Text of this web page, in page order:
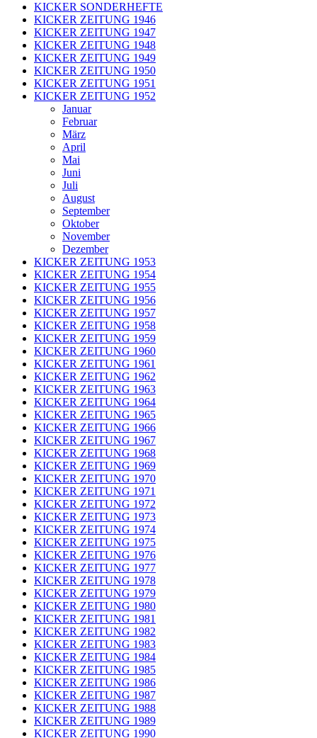
KICKER SONDERHEFTE
KICKER ZEITUNG 1946
KICKER ZEITUNG 1947
KICKER ZEITUNG 1948
KICKER ZEITUNG 1949
KICKER ZEITUNG 1950
KICKER ZEITUNG 1951
KICKER ZEITUNG 1952
Januar
Februar
März
April
Mai
Juni
Juli
August
September
Oktober
November
Dezember
KICKER ZEITUNG 1953
KICKER ZEITUNG 1954
KICKER ZEITUNG 1955
KICKER ZEITUNG 1956
KICKER ZEITUNG 1957
KICKER ZEITUNG 1958
KICKER ZEITUNG 1959
KICKER ZEITUNG 1960
KICKER ZEITUNG 1961
KICKER ZEITUNG 1962
KICKER ZEITUNG 1963
KICKER ZEITUNG 1964
KICKER ZEITUNG 1965
KICKER ZEITUNG 1966
KICKER ZEITUNG 1967
KICKER ZEITUNG 1968
KICKER ZEITUNG 1969
KICKER ZEITUNG 1970
KICKER ZEITUNG 1971
KICKER ZEITUNG 1972
KICKER ZEITUNG 1973
KICKER ZEITUNG 1974
KICKER ZEITUNG 1975
KICKER ZEITUNG 1976
KICKER ZEITUNG 1977
KICKER ZEITUNG 1978
KICKER ZEITUNG 1979
KICKER ZEITUNG 1980
KICKER ZEITUNG 1981
KICKER ZEITUNG 1982
KICKER ZEITUNG 1983
KICKER ZEITUNG 1984
KICKER ZEITUNG 1985
KICKER ZEITUNG 1986
KICKER ZEITUNG 1987
KICKER ZEITUNG 1988
KICKER ZEITUNG 1989
KICKER ZEITUNG 1990